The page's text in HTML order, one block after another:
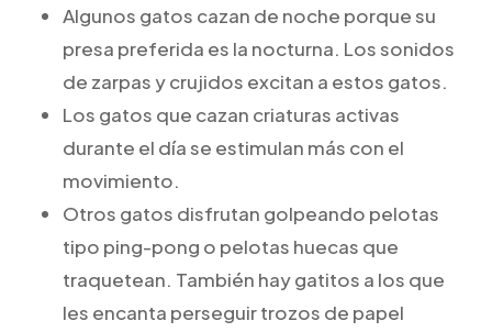
Algunos gatos cazan de noche porque su
presa preferida es la nocturna. Los sonidos
de zarpas y crujidos excitan a estos gatos.
Los gatos que cazan criaturas activas
durante el día se estimulan más con el
movimiento.
Otros gatos disfrutan golpeando pelotas
tipo ping-pong o pelotas huecas que
traquetean. También hay gatitos a los que
les encanta perseguir trozos de papel